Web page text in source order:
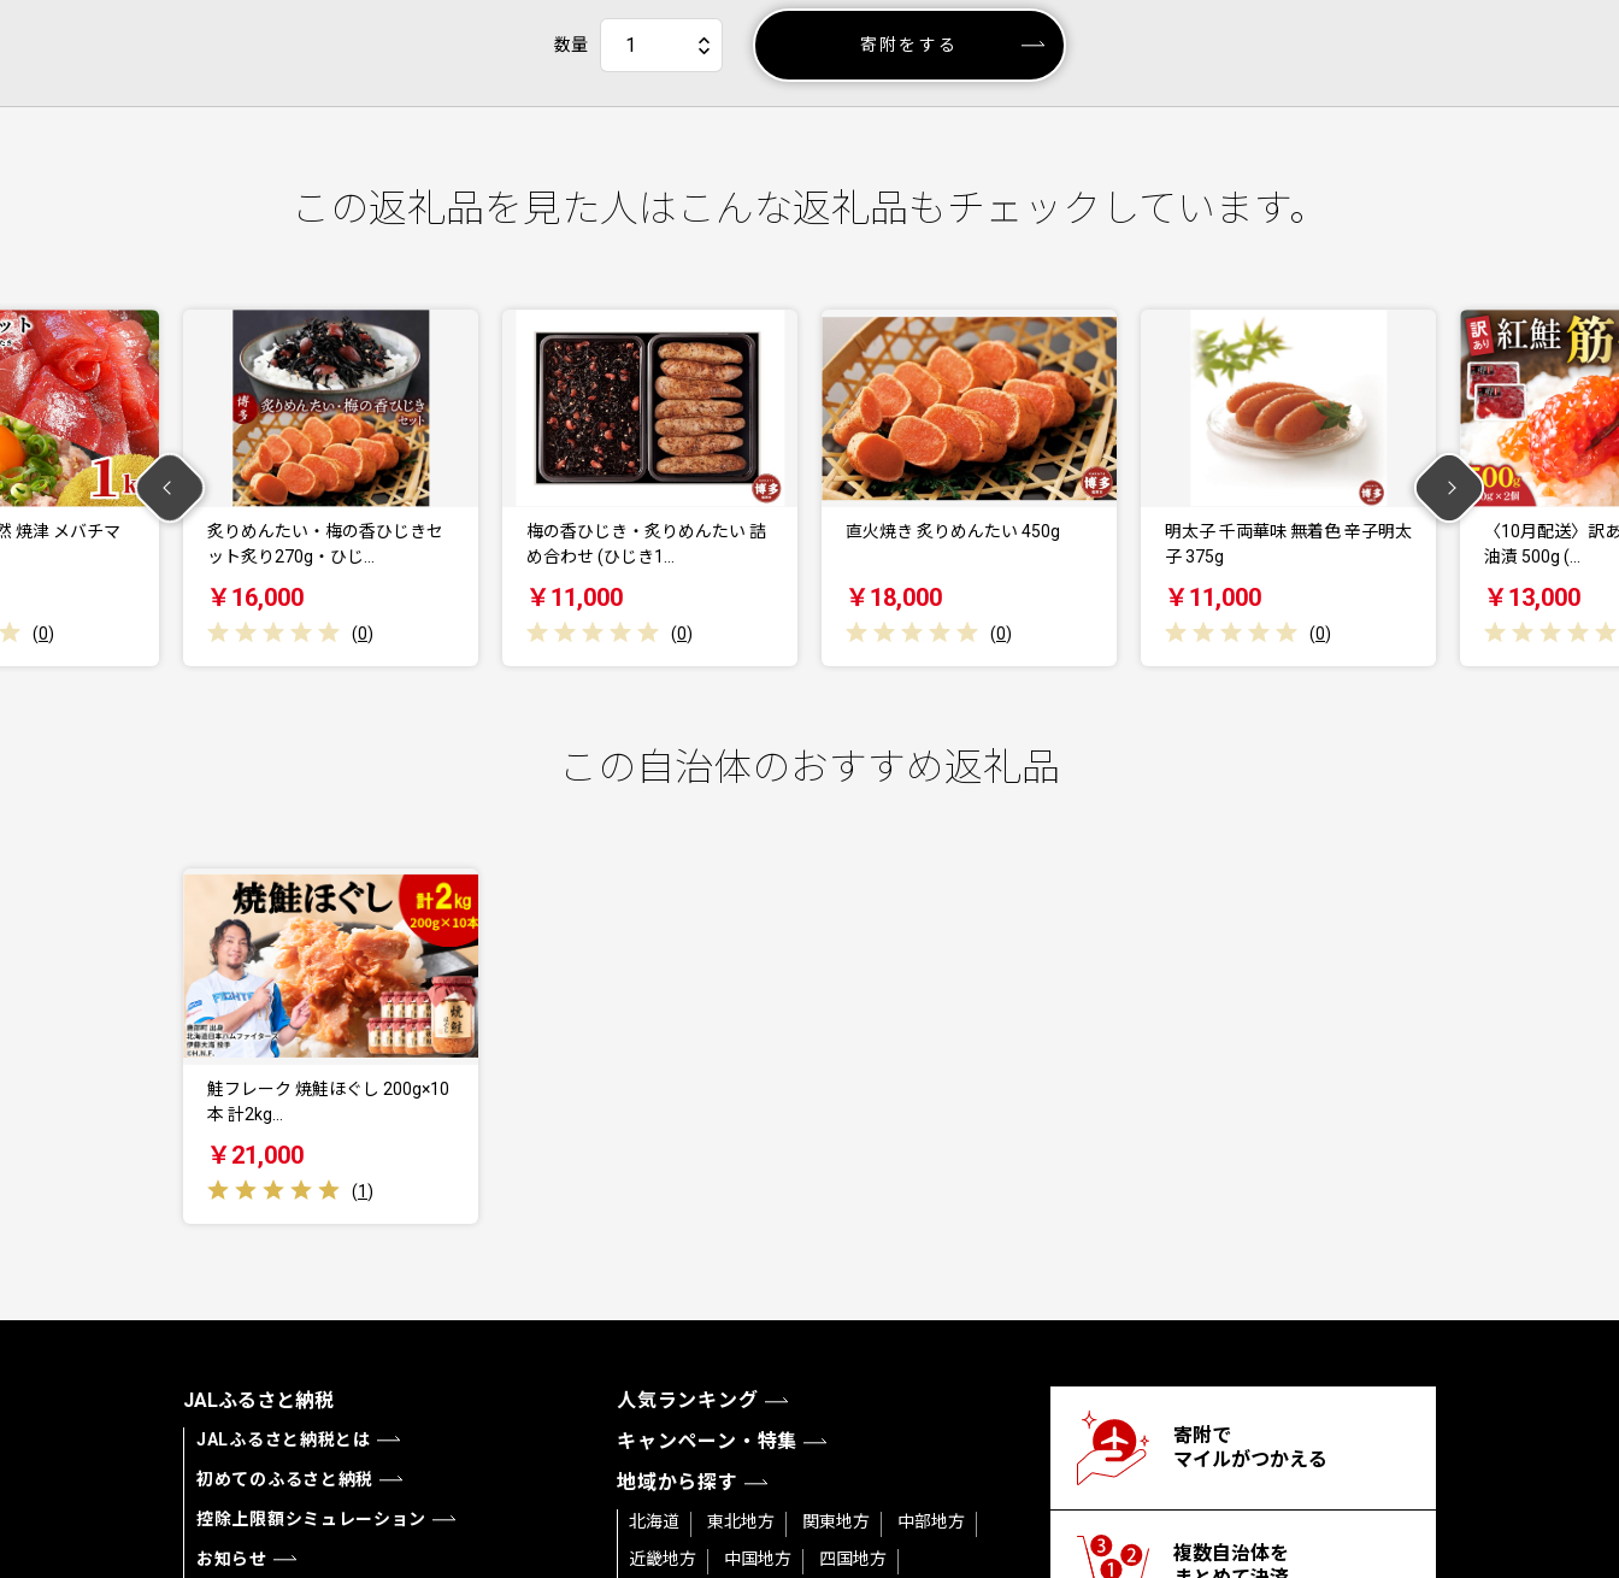
数量 寄附をする
この返礼品を見た人はこんな返礼品もチェックしています。
たい・梅の香ひじきセ
梅の香ひじき・炙りめんたい 詰
め合わせ (ひじき1…
￥11,000
直火焼き 炙りめんたい 450g
￥18,000
明太子 千両華味 無着色 辛子明太
￥11,000
〈10月配送〉訳あり 紅鮭筋子醤
油漬 500g (…
￥13,000
【毎月定
鮮魚 厳選
￥
この自治体のおすすめ返礼品
鮭フレーク 焼鮭ほぐし 200g×10
本 計2kg…
￥21,000
(1)
JALふるさと納税
JALふるさと納税とは
初めてのふるさと納税
控除上限額シミュレーション
お知らせ
人気ランキング
キャンペーン・特集
地域から探す
北海道 東北地方 関東地方
中部地方
近畿地方
中国地方 四国地方
寄附で
マイルがつかえる
複数自治体を